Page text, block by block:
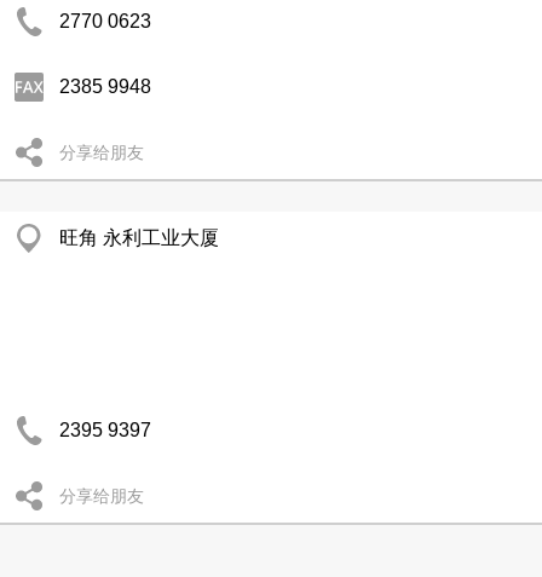
2770 0623
2385 9948
分享给朋友
旺角 永利工业大厦
2395 9397
分享给朋友